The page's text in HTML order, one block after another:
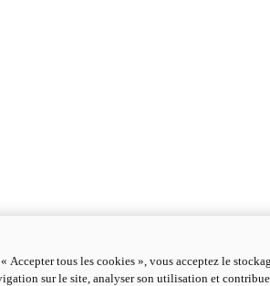
Accepter tous les cookies », vous acceptez le
sur le site, analyser son utilisation et